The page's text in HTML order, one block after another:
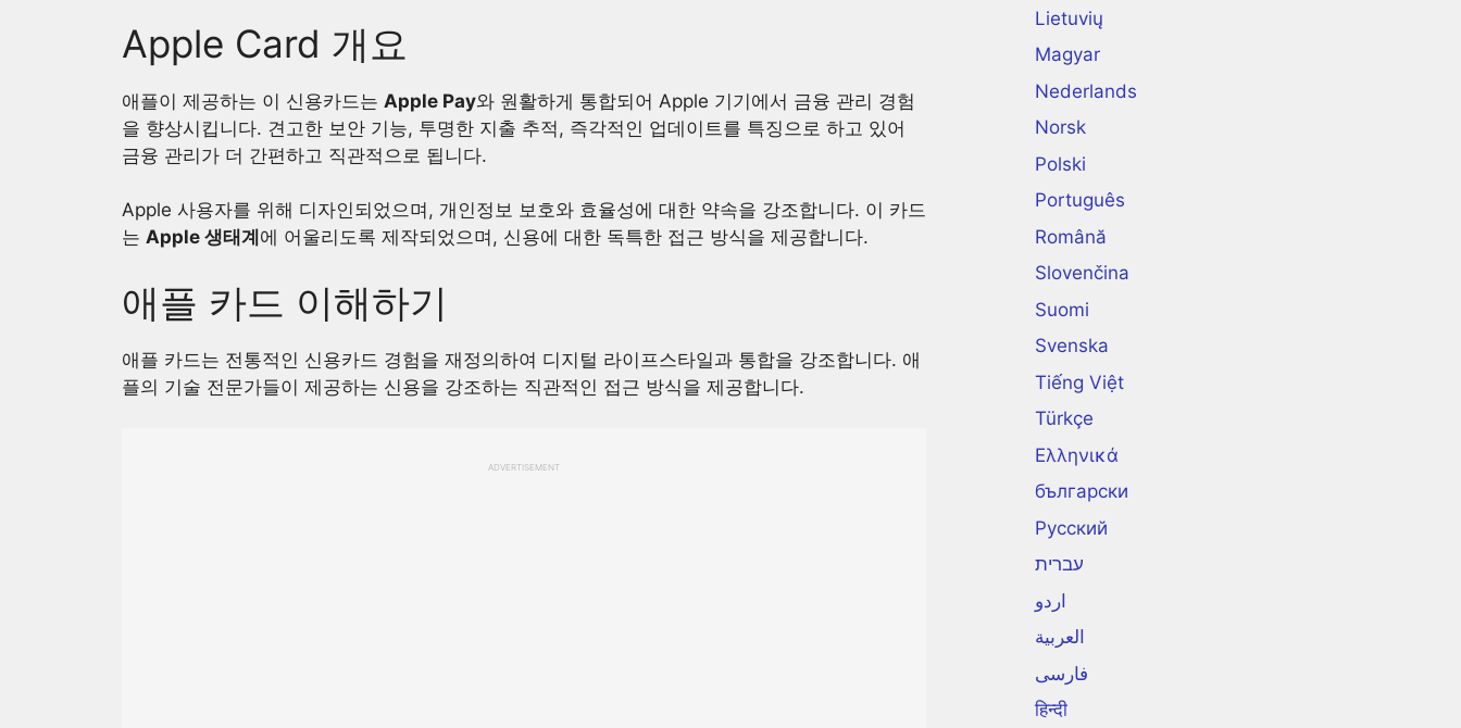
Apple Card 개요
애플이 제공하는 이 신용카드는 Apple Pay와 원활하게 통합되어 Apple 기기에서 금융 관리 경험
을 향상시킵니다. 견고한 보안 기능, 투명한 지출 추적, 즉각적인 업데이트를 특징으로 하고 있어
금융 관리가 더 간편하고 직관적으로 됩니다.
Apple 사용자를 위해 디자인되었으며, 개인정보 보호와 효율성에 대한 약속을 강조합니다. 이 카드
는 Apple 생태계 에 어울리도록 제작되었으며, 신용에 대한 독특한 접근 방식을 제공합니다.
애플 카드 이해하기
애플 카드는 전통적인 신용카드 경험을 재정의하여 디지털 라이프스타일과 통합을 강조합니다. 애
플의 기술 전문가들이 제공하는 신용을 강조하는 직관적인 접근 방식을 제공합니다.
ADVERTISEMENT
Lietuvių
Magyar
Nederlands
Norsk
Polski
Português
Română
Slovenčina
Suomi
Svenska
Tiếng Việt
Türkçe
Ελληνικά
български
Русский
עברית
اردو
العربية
فارسی
हिन्दी